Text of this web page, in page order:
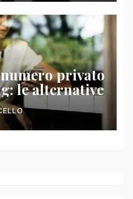
privato
le alternative